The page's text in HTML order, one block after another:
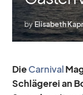
byElisabeth
DieCar­ni­val
Schlä­ge­rei an